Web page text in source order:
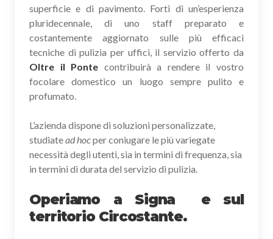
superficie e di pavimento. Forti di un’esperienza
pluridecennale, di uno staff preparato e
costantemente aggiornato sulle più efficaci
tecniche di pulizia per uffici, il servizio offerto da
Oltre il Ponte contribuirà a rendere il vostro
focolare domestico un luogo sempre pulito e
profumato.
L’azienda dispone di soluzioni personalizzate,
studiatead hocper coniugare le più variegate
necessità degli utenti, sia in termini di frequenza, sia
in termini di durata del servizio di pulizia.
Operiamo a Signa e sul
territorio Circostante.